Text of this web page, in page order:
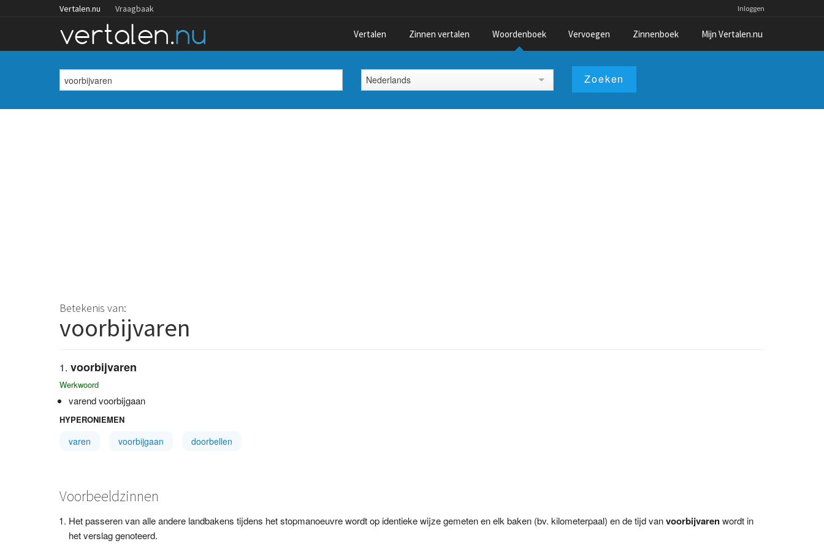
Vertalen.nu Vraagbaak Inloggen
Vertalen Zinnen vertalen Woordenboek Vervoegen Zinnenboek Mijn Vertalen.nu
Nederlands
Betekenis van:
voorbijvaren
voorbijvaren
Werkwoord
varend voorbijgaan
HYPERONIEMEN
varen voorbijgaan doorbellen
Voorbeeldzinnen
Het passeren van alle andere landbakens tijdens het stopmanoeuvre wordt op identieke wijze gemeten en elk baken (bv. kilometerpaal) en de tijd vanvoorbijvarenwordt in
het verslag genoteerd.